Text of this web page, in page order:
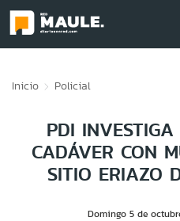
Inicio Policial
PDI
CADÁVER CON
SITIO ERIAZO
Domingo 5 de